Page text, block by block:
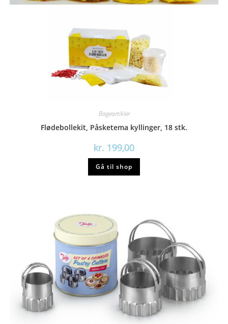
Bageartikler
Flødebollekit, Påsketema kyllinger, 18 stk.
kr. 199,00
Gå til shop